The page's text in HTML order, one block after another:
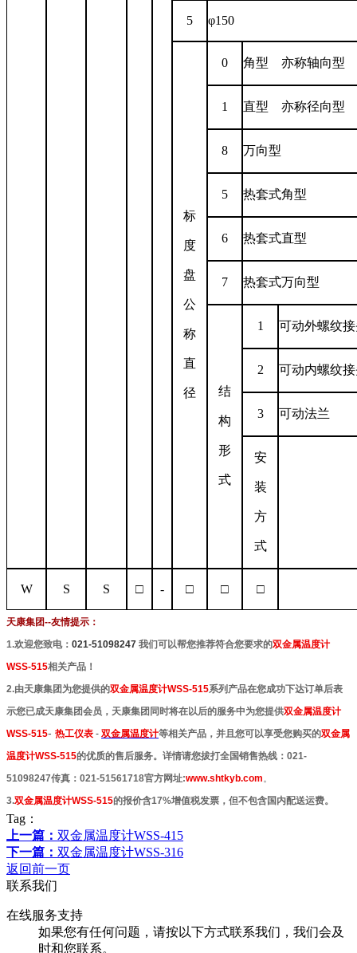
5 φ150
标
度
盘
公
称
直
径
0 角型 亦称轴向型
1 直型 亦称径向型
8 万向型
5 热套式角型
6 热套式直型
7 热套式万向型
结
构
形
式
1 可动外螺纹
2 可动内螺纹
3 可动法兰
安
装
方
式
W S S □ - □ □ □
天康集团--友情提示：
1.欢迎您致电： 021-51098247 我们可以帮您推荐符合您要求的双金属温度计
WSS-515相关产品！
2.由天康集团为您提供的双金属温度计WSS-515系列产品在您成功下达订单后表
示您已成天康集团会员，天康集团同时将在以后的服务中为您提供双金属温度计
WSS-515- 热工仪表 - 双金属温度计等相关产品，并且您可以享受您购买的双金属
温度计WSS-515的优质的售后服务。详情请您拔打全国销售热线：021-
51098247传真：021-51561718官方网址:www.shtkyb.com。
3.双金属温度计WSS-515的报价含17%增值税发票，但不包含国内配送运费。
Tag：
上一篇： 双金属温度计WSS-415
下一篇： 双金属温度计WSS-316
返回前一页
联系我们
在线服务支持
如果您有任何问题，请按以下方式联系我们，我们会及
时和您联系。